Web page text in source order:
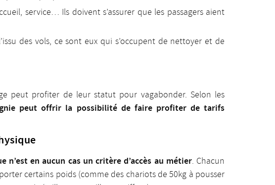
service… Ils doivent s’assurer que les passagers aient
des vols, ce sont eux qui s’occupent de nettoyer et de
peut profiter de leur statut pour vagabonder. Selon les
peut offrir la possibilité de faire profiter de tarifs
n’est en aucun cas un critère d’accès au métier. Chacun
certains poids (comme des chariots de 50kg à pousser